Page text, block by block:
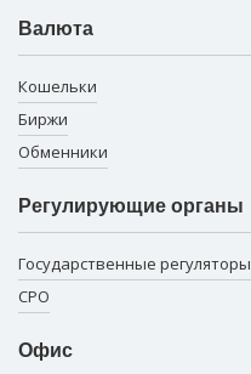
Валюта
Кошельки
Биржи
Обменники
Регулирующие органы
Государственные регуляторы
СРО
Офис